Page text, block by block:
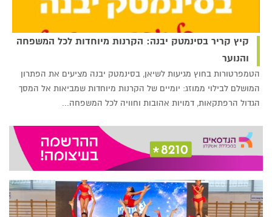
קיץ קריר בסינמטק יבנה: הקרנות מיוחדות לכל המשפחה
והנוער
הטמפרטורות בחוץ מגיעות לשיאן, בסינמטק יבנה מציעים את הפתרון
המושלם לבילוי ממוזג: יומיים של הקרנות מיוחדות שמביאות אל המסך
הגדול הרפתקאות, דמויות אהובות וחוויה לכל המשפחה...